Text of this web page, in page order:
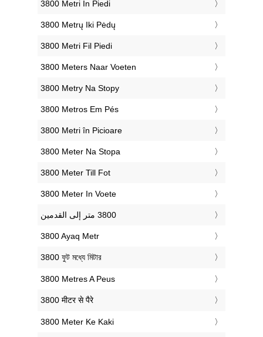
‎3800 Metri In Piedi
‎3800 Metrų Iki Pėdų
‎3800 Metri Fil Piedi
‎3800 Meters Naar Voeten
‎3800 Metry Na Stopy
‎3800 Metros Em Pés
‎3800 Metri în Picioare
‎3800 Meter Na Stopa
‎3800 Meter Till Fot
‎3800 Meter In Voete
‎3800 Ayaq Metr
‎3800 ফুট মধ্যে মিটার
‎3800 Metres A Peus
‎3800 मीटर से पैरे
‎3800 Meter Ke Kaki